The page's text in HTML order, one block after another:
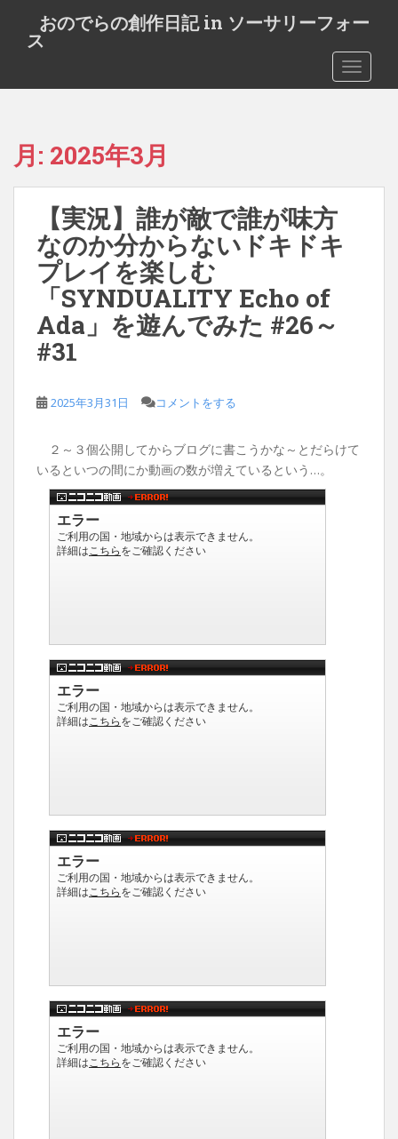
t
おのでらの創作日記 in ソーサリーフォー
ス
月: 2025年3月
【実況】誰が敵で誰が味方
なのか分からないドキドキ
プレイを楽しむ
「SYNDUALITY Echo of
Ada」を遊んでみた #26～
#31
2025年3月31日 コメントをする
２～３個公開してからブログに書こうかな～とだらけて
いるといつの間にか動画の数が増えているという…。